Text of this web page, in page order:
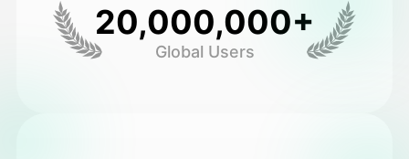
20,000,000+
Global Users